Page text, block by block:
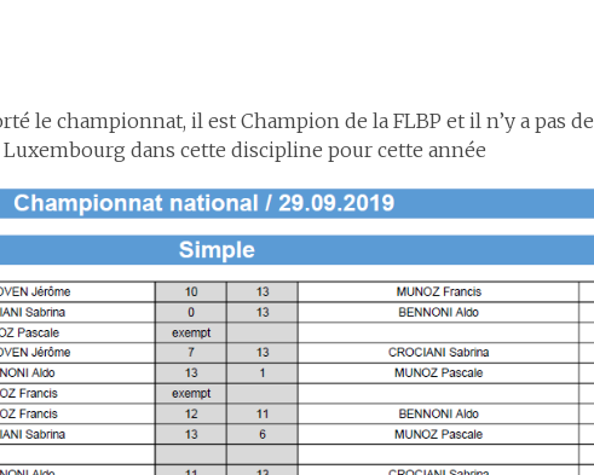
le championnat, il est Champion de la FLBP et il n’y a pas de
dans cette discipline pour cette année